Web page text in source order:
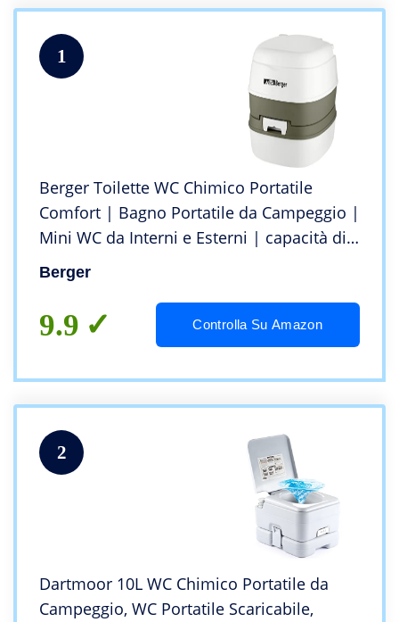
1
Berger Toilette WC Chimico Portatile
Comfort | Bagno Portatile da Campeggio |
Mini WC da Interni e Esterni | capacità di
carico Fino a 130 kg | Toilette Portatile |
Accessori da Viaggio per Camper
Berger
9.9 Controlla Su Amazon
2
Dartmoor 10L WC Chimico Portatile da
Campeggio, WC Portatile Scaricabile,